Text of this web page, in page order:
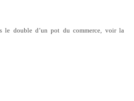
le double d’un pot du commerce, voir la